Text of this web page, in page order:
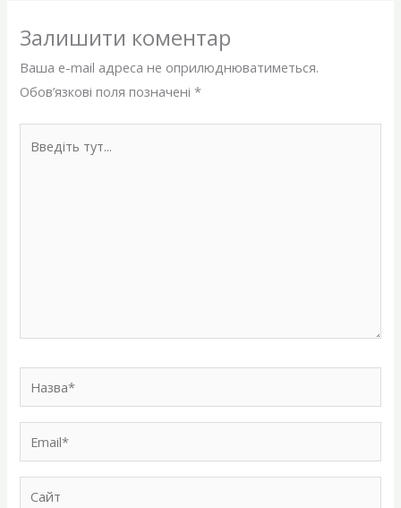
Залишити коментар
Ваша e-mail адреса не оприлюднюватиметься.
Обов’язкові поля позначені*
Сайт